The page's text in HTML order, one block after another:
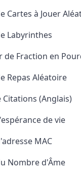
Cartes à Jouer
Labyrinthes
de Fraction en
Repas Aléatoire
Citations (Anglais)
de vie
MAC
Nombre d'Âme